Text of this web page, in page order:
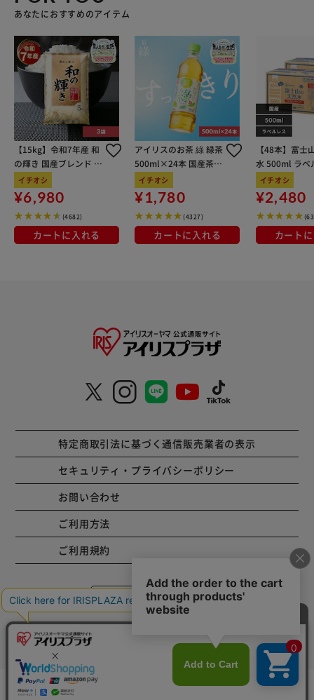
【スナップボタンタイプの袖口】 裾中央のスナップボタン
を留めることにより、後輪の巻き込みを防止！ 【収納ラク
ラク】 マルチに使える便利な収納袋付き。大きな作りで小
さく畳まなくても収納可能！ 【バッグカバーに】 収納袋に
も撥水機能がありバッグカバーにも最適☆ 【サイクリング
のお供に】 さらに自転車やマウンテンバイクに取り付けが
でき、携帯しサイクリング中の突然の雨にも対応
あなたにおすすめのアイテム
【15kg】令和7年産 和
の輝き 国産ブレンド 5
kg×3袋
イチオシ
¥6,980
(4682)
カートに入れる
アイリスのお茶 綠 緑茶
500ml×24本 国産茶葉
100％使用
イチオシ
¥1,780
(4327)
カートに入れる
【48本】富士
水 500ml ラベ
イチオシ
¥2,480
カート
特定商取引法に基づく通信販売業者の表示
セキュリティ・プライバシーポリシー
お問い合わせ
ご利用方法
ご利用規約
コーポレートサイト
Copyright © 2001 IRISPLAZA. ALL Rights Reserved.